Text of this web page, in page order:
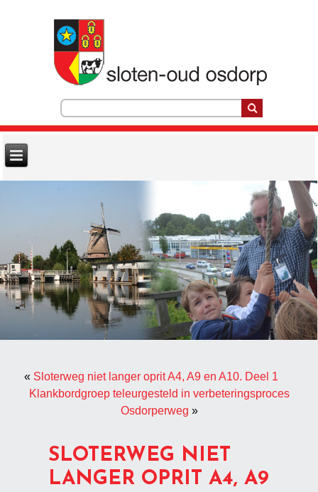
« Sloterweg niet langer oprit A4, A9 en A10. Deel 1
Klankbordgroep teleurgesteld in verbeteringsproces
Osdorperweg »
SLOTERWEG NIET
LANGER OPRIT A4, A9